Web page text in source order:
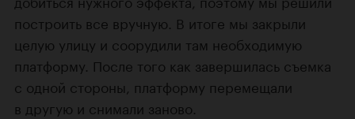
построить все вручную. В итоге мы закрыли
целую улицу и соорудили там необходимую
платформу. После того как завершилась съемка
с одной стороны, платформу перемещали
в другую и снимали заново.